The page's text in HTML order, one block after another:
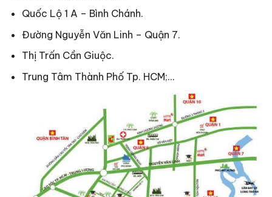
Quốc Lộ 1 A – Bình Chánh.
Đường Nguyễn Văn Linh – Quận 7.
Thị Trấn Cần Giuộc.
Trung Tâm Thành Phố Tp. HCM;…